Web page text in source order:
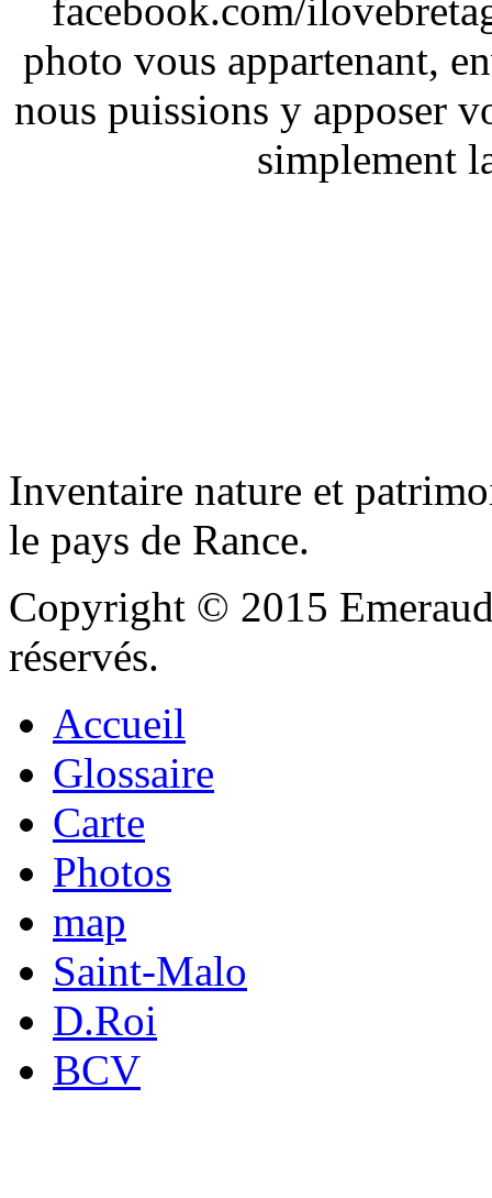
facebook.com/
photo vous appartenant,
nous puissions y apposer
simplement
Inventaire nature et
le pays de Rance.
Copyright © 2015
réservés.
Accueil
Glossaire
Carte
Photos
map
Saint-Malo
D.Roi
BCV